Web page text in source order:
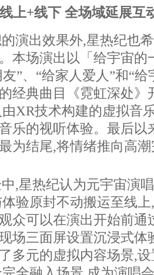
线上+线下 全场域延展互
演出效果外,星热纪也
本场演出以「给宇宙的
”、“给家人爱人”和“
经典曲目《霓虹深处》
XR技术构建的虚拟音
乐的视听体验。最后以
为结尾,将情绪推向高
,星热纪认为元宇宙演
验原封不动搬运至线
众可以在演出开始前通
场三面屏设置沉浸式体
多元的虚拟内容场景,